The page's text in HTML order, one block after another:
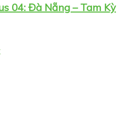
04: Đà Nẵng – Tam Kỳ